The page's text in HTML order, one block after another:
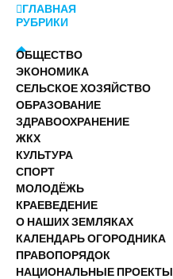
ГЛАВНАЯ
РУБРИКИ
ОБЩЕСТВО
ЭКОНОМИКА
СЕЛЬСКОЕ ХОЗЯЙСТВО
ОБРАЗОВАНИЕ
ЗДРАВООХРАНЕНИЕ
ЖКХ
КУЛЬТУРА
СПОРТ
МОЛОДЁЖЬ
КРАЕВЕДЕНИЕ
О НАШИХ ЗЕМЛЯКАХ
КАЛЕНДАРЬ ОГОРОДНИКА
ПРАВОПОРЯДОК
НАЦИОНАЛЬНЫЕ ПРОЕКТЫ